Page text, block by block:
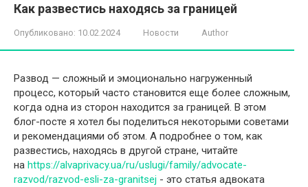
Как развестись находясь за границей
Опубликовано: 10.02.2024 Новости Author
Развод — сложный и эмоционально нагруженный
процесс, который часто становится еще более сложным,
когда одна из сторон находится за границей. В этом
блог-посте я хотел бы поделиться некоторыми советами
и рекомендациями об этом. А подробнее о том, как
развестись, находясь в другой стране, читайте
на https://alvaprivacy.ua/ru/uslugi/family/advocate-
razvod/razvod-esli-za-granitsej - это статья адвоката